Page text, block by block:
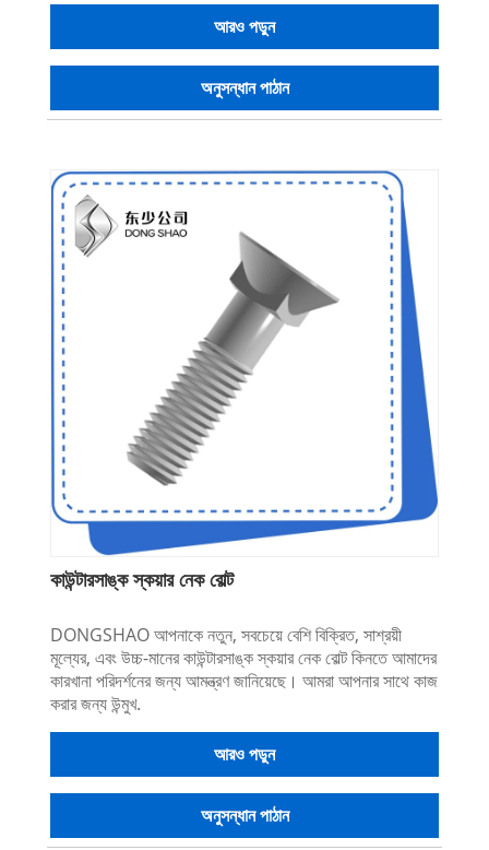
আরও পড়ুন
অনুসন্ধান পাঠান
কাউন্টারসাঙ্ক স্কয়ার নেক বোল্ট
DONGSHAO আপনাকে নতুন, সবচেয়ে বেশি বিক্রিত, সাশ্রয়ী
মূল্যের, এবং উচ্চ-মানের কাউন্টারসাঙ্ক স্কয়ার নেক বোল্ট কিনতে আমাদের
কারখানা পরিদর্শনের জন্য আমন্ত্রণ জানিয়েছে। আমরা আপনার সাথে কাজ
করার জন্য উন্মুখ.
আরও পড়ুন
অনুসন্ধান পাঠান